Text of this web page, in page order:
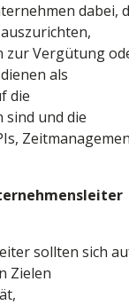
dabei,
zur Vergütung
als
die
und die
sollten sich
Zielen